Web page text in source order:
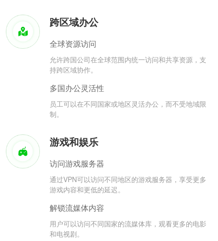
跨区域办公
全球资源访问
允许跨国公司在全球范围内统一访问和共享资源，支
持跨区域协作。
多国办公灵活性
员工可以在不同国家或地区灵活办公，而不受地域限
制。
游戏和娱乐
访问游戏服务器
通过VPN可以访问不同地区的游戏服务器，享受更多
游戏内容和更低的延迟。
解锁流媒体内容
用户可以访问不同国家的流媒体库，观看更多的电影
和电视剧。